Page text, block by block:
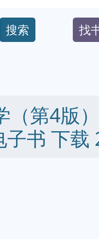
搜索 找
（第4版
书 下载